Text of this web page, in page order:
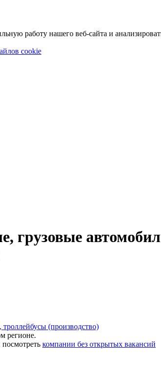
работу нашего веб-сайта и
cookie
грузовые
(производство)
регионе.
компании без открытых вакансий